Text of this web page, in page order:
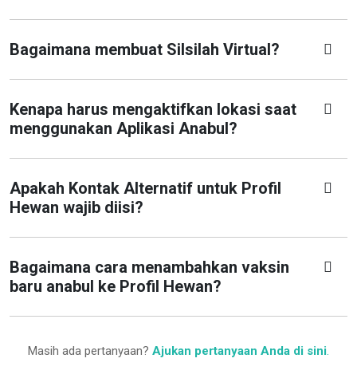
Bagaimana membuat Silsilah Virtual?
Kenapa harus mengaktifkan lokasi saat
menggunakan Aplikasi Anabul?
Apakah Kontak Alternatif untuk Profil
Hewan wajib diisi?
Bagaimana cara menambahkan vaksin
baru anabul ke Profil Hewan?
Masih ada pertanyaan? Ajukan pertanyaan Anda di sini.